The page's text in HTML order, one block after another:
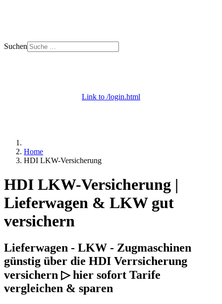
Suchen
Link to /login.html
Home
HDI LKW-Versicherung
HDI LKW-Versicherung |
Lieferwagen & LKW gut
versichern
Lieferwagen - LKW - Zugmaschinen
günstig über die HDI Verrsicherung
versichern ▷ hier sofort Tarife
vergleichen & sparen